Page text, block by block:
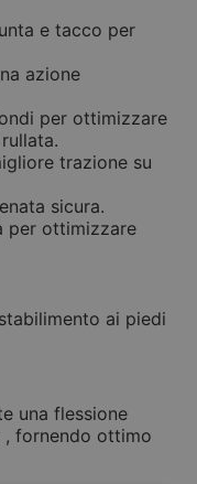
e tacco per
azione
per ottimizzare
trazione su
sicura.
per ottimizzare
ai piedi
una flessione
, fornendo ottimo